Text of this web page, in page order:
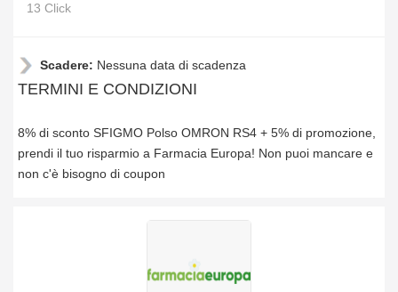
13 Click
Scadere: Nessuna data di scadenza
TERMINI E CONDIZIONI
8% di sconto SFIGMO Polso OMRON RS4 + 5% di promozione,
prendi il tuo risparmio a Farmacia Europa! Non puoi mancare e
non c'è bisogno di coupon